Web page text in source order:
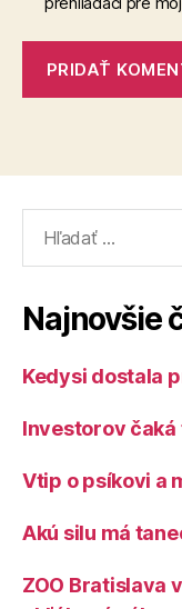
Najnovšie
Kedysi dostala
Investorov
Vtip o psíkovi a
Akú silu má
ZOO Bratislava